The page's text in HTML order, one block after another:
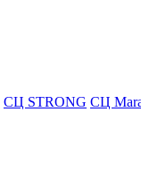
СЦ STRONG СЦ